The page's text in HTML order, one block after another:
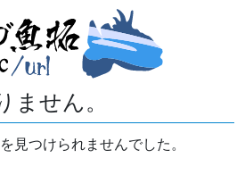
ません。
見つけられませんでした。